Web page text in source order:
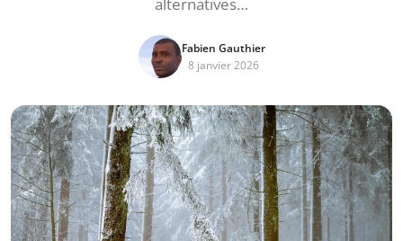
Fabien Gauthier
8 janvier 2026